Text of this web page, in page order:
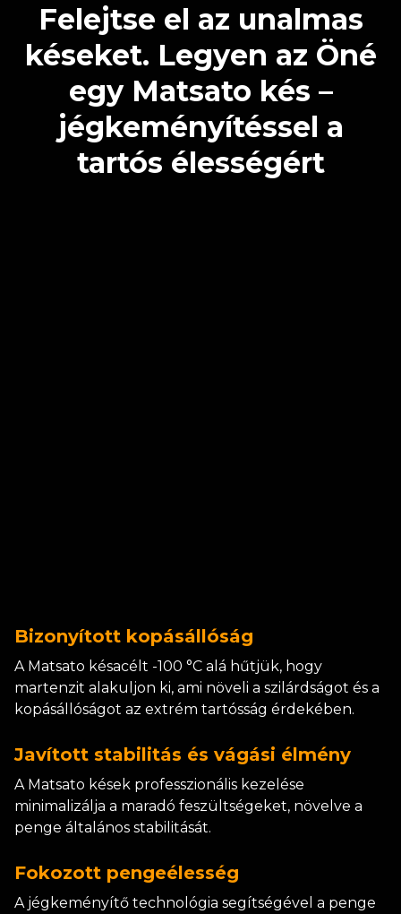
Felejtse el az unalmas
késeket. Legyen az Öné
egy Matsato kés –
jégkeményítéssel a
tartós élességért
Bizonyított kopásállóság
A Matsato késacélt -100 °C alá hűtjük, hogy
martenzit alakuljon ki, ami növeli a szilárdságot és a
kopásállóságot az extrém tartósság érdekében.
Javított stabilitás és vágási élmény
A Matsato kések professzionális kezelése
minimalizálja a maradó feszültségeket, növelve a
penge általános stabilitását.
Fokozott pengeélesség
A jégkeményítő technológia segítségével a penge